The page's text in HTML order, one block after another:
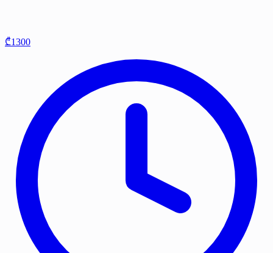
₾1300